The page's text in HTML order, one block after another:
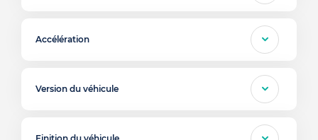
Accélération
Version du véhicule